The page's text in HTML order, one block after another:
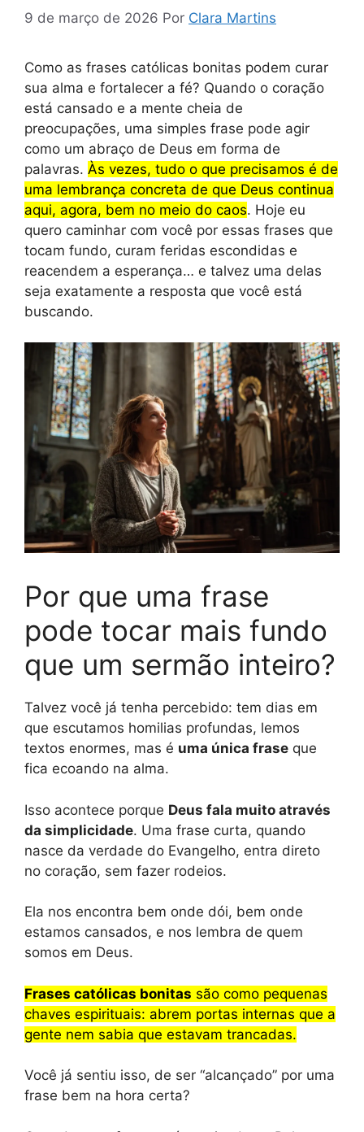
9 de março de 2026 Por Clara Martins
Como as frases católicas bonitas podem curar
sua alma e fortalecer a fé? Quando o coração
está cansado e a mente cheia de
preocupações, uma simples frase pode agir
como um abraço de Deus em forma de
palavras. Às vezes, tudo o que precisamos é de
uma lembrança concreta de que Deus continua
aqui, agora, bem no meio do caos. Hoje eu
quero caminhar com você por essas frases que
tocam fundo, curam feridas escondidas e
reacendem a esperança… e talvez uma delas
seja exatamente a resposta que você está
buscando.
Por que uma frase
pode tocar mais fundo
que um sermão inteiro?
Talvez você já tenha percebido: tem dias em
que escutamos homilias profundas, lemos
textos enormes, mas é uma única frase que
fica ecoando na alma.
Isso acontece porque Deus fala muito através
da simplicidade. Uma frase curta, quando
nasce da verdade do Evangelho, entra direto
no coração, sem fazer rodeios.
Ela nos encontra bem onde dói, bem onde
estamos cansados, e nos lembra de quem
somos em Deus.
Frases católicas bonitas são como pequenas
chaves espirituais: abrem portas internas que a
gente nem sabia que estavam trancadas.
Você já sentiu isso, de ser “alcançado” por uma
frase bem na hora certa?